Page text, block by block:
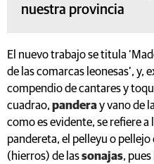
nuestra provincia
El nuevo trabajo se titula
de las comarcas leonesas’, y,
compendio de cantares y
cuadrao, panderay vano de la
como es evidente, se refiere a
pandereta, el pelleyu o
(hierros) de lassonajas, pues